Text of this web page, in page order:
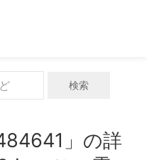
検索
」の詳